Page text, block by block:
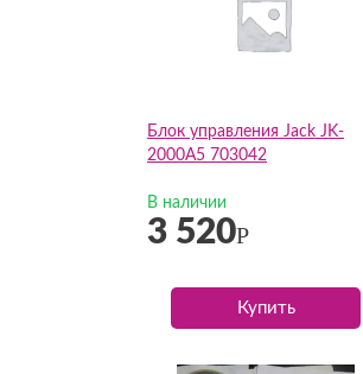
Блок управления Jack JK-
2000A5 703042
В наличии
3 520Р
Купить